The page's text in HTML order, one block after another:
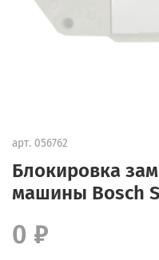
арт. 056762
Блокировка
машины Bosch
0 ₽